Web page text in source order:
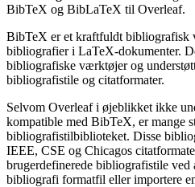
BibTeX og BibLaTeX til Overleaf.
BibTeX er et kraftfuldt bibliografisk
bibliografier i LaTeX-dokumenter.
bibliografiske værktøjer og
bibliografistile og citatformater.
Selvom Overleaf i øjeblikket ikke
kompatible med BibTeX, er mange
bibliografistilbiblioteket. Disse
IEEE, CSE og Chicagos
brugerdefinerede bibliografistile ved
bibliografi formatfil eller importere